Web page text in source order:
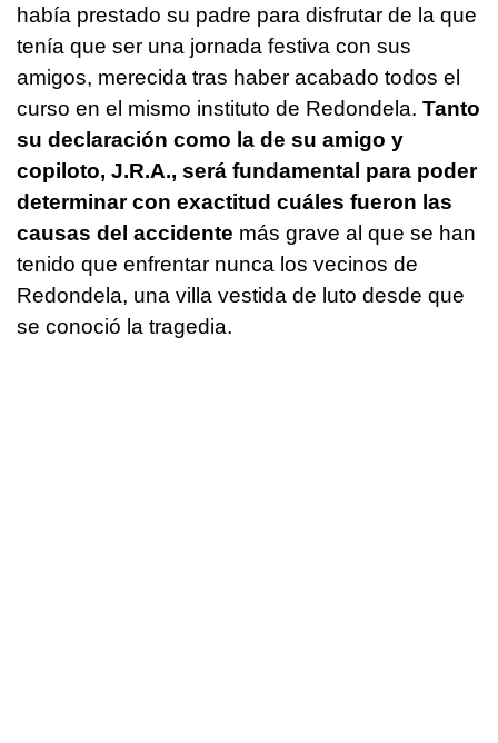
había prestado su padre para disfrutar de la que
tenía que ser una jornada festiva con sus
amigos, merecida tras haber acabado todos el
curso en el mismo instituto de Redondela. Tanto
su declaración como la de su amigo y
copiloto, J.R.A., será fundamental para poder
determinar con exactitud cuáles fueron las
causas del accidente más grave al que se han
tenido que enfrentar nunca los vecinos de
Redondela, una villa vestida de luto desde que
se conoció la tragedia.